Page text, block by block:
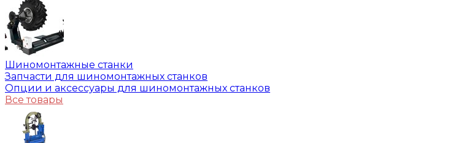
Шиномонтажные станки
Запчасти для шиномонтажных станков
Опции и аксессуары для шиномонтажных станков
Все товары